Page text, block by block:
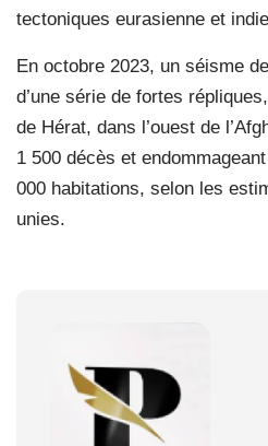
tectoniques eurasienne et
En octobre 2023, un séisme
d’une série de fortes
de Hérat, dans l’ouest de
1 500 décès et
000 habitations, selon les
unies.